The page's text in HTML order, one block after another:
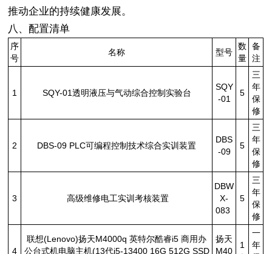
推动企业的持续健康发展。
八、配置清单
序
号
名称 型号
数
量
备
注
1 SQY-01透明液压与气动综合控制实验台
SQY
-01
5
三
年
保
修
2 DBS-09 PLC可编程控制技术综合实训装置
DBS
-09
5
三
年
保
修
3 高级维修电工实训考核装置
DBW
X-
083
5
三
年
保
修
4
联想(Lenovo)扬天M4000q 英特尔酷睿i5 商用办
公台式机电脑主机(13代i5-13400 16G 512G SSD
扬天
M40
1
一
年